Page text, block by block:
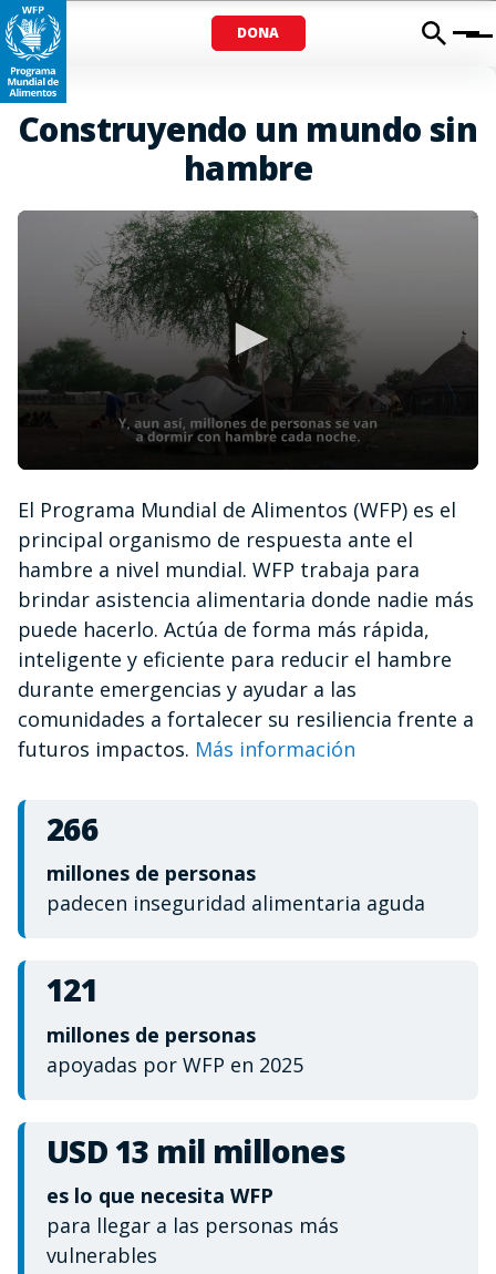
DONA Menu
Construyendo un mundo sin
hambre
of
minute,
12
seconds
El Programa Mundial de Alimentos (WFP) es el
principal organismo de respuesta ante el
hambre a nivel mundial. WFP trabaja para
brindar asistencia alimentaria donde nadie más
puede hacerlo. Actúa de forma más rápida,
inteligente y eficiente para reducir el hambre
durante emergencias y ayudar a las
comunidades a fortalecer su resiliencia frente a
futuros impactos. Más información
266
millones de personas
padecen inseguridad alimentaria aguda
121
millones de personas
apoyadas por WFP en 2025
USD 13 mil millones
es lo que necesita WFP
para llegar a las personas más
vulnerables